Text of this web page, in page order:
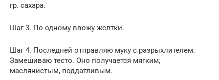
гр. сахара.
Шаг 3. По одному ввожу желтки.
Шаг 4. Последней отправляю муку с разрыхлителем.
Замешиваю тесто. Оно получается мягким,
маслянистым, поддатливым.